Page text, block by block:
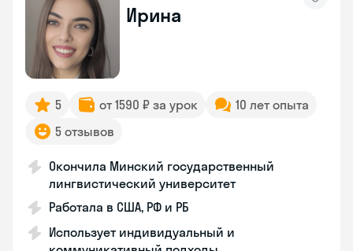
Ирина
5 от 1590 ₽ за урок
10 лет опыта
5 отзывов
Окончила Минский государственный
лингвистический университет
Работала в США, РФ и РБ
Использует индивидуальный и